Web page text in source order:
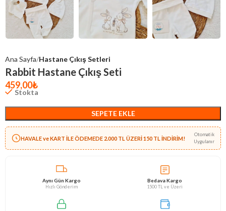
Ana Sayfa Hastane Çıkış Setleri
Rabbit Hastane Çıkış Seti
459,00₺
Stokta
SEPETE EKLE
HAVALE ve KART İLE ÖDEMEDE 2.000 TL ÜZERİ 150 TL İNDİRİM!
Otomatik
Uygulanır
Aynı Gün Kargo
Hızlı Gönderim
Bedava Kargo
1500 TL ve Üzeri